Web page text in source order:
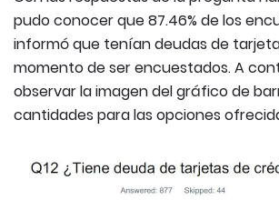
pudo conocer que 87.46% de los
informó que tenían deudas de
momento de ser encuestados. A
observar la imagen del gráfico de
cantidades para las opciones